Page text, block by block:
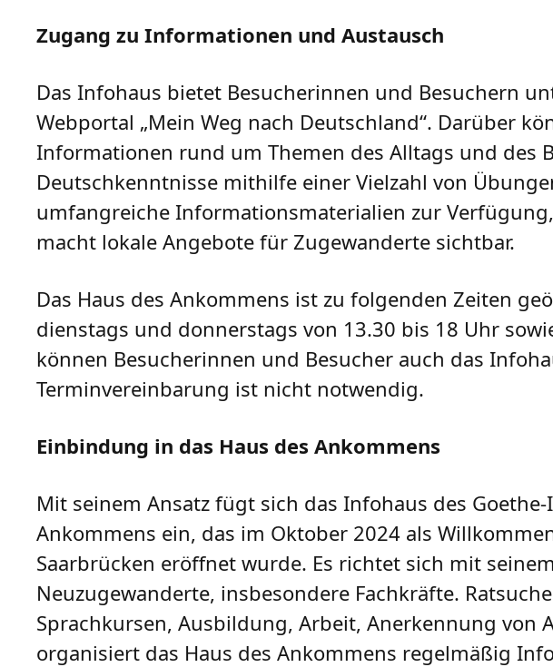
Zugang zu Informationen und Austausch
Das Infohaus bietet Besucherinnen und Besuchern
Webportal „Mein Weg nach Deutschland“. Darüber
Informationen rund um Themen des Alltags und des
Deutschkenntnisse mithilfe einer Vielzahl von
umfangreiche Informationsmaterialien zur
macht lokale Angebote für Zugewanderte sichtbar.
Das Haus des Ankommens ist zu folgenden Zeiten
dienstags und donnerstags von 13.30 bis 18 Uhr
können Besucherinnen und Besucher auch das
Terminvereinbarung ist nicht notwendig.
Einbindung in das Haus des Ankommens
Mit seinem Ansatz fügt sich das Infohaus des
Ankommens ein, das im Oktober 2024 als
Saarbrücken eröffnet wurde. Es richtet sich mit
Neuzugewanderte, insbesondere Fachkräfte.
Sprachkursen, Ausbildung, Arbeit, Anerkennung von
organisiert das Haus des Ankommens regelmäßig